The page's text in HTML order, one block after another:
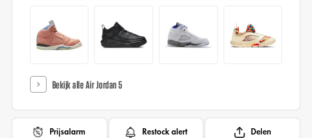
Bekijk alle Air Jordan 5
Prijsalarm Restock alert Delen